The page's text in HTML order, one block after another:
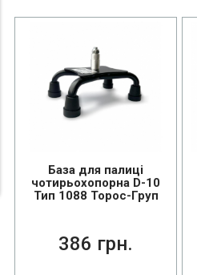
База для палиці
чотирьохопорна D-10
Тип 1088 Торос-Груп
386 грн.